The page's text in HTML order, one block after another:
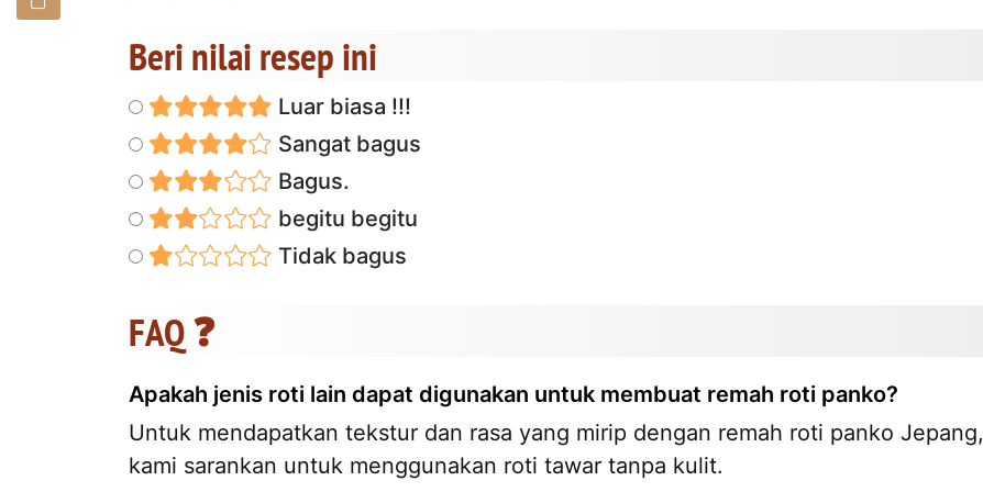
Beri nilai resep ini
Luar biasa !!!
Sangat bagus
Bagus.
begitu begitu
Tidak bagus
FAQ ❓
Apakah jenis roti lain dapat digunakan untuk membuat remah roti panko?
Untuk mendapatkan tekstur dan rasa yang mirip dengan remah roti panko Jepang,
kami sarankan untuk menggunakan roti tawar tanpa kulit.